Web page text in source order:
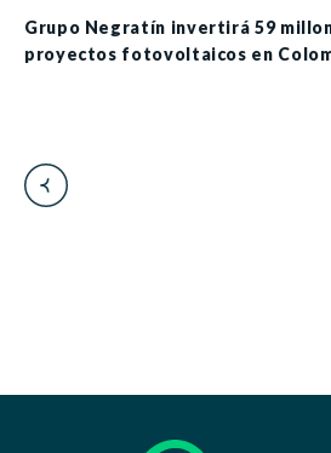
Grupo Negratín invertirá 59
proyectos fotovoltaicos en
Navegación
de